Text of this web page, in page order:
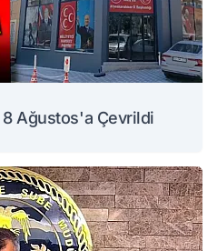
Ağustos'a Çevrildi